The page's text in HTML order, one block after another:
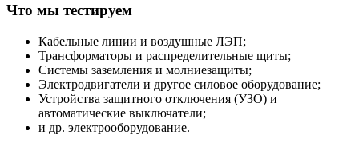
Что мы тестируем
Кабельные линии и воздушные ЛЭП;
Трансформаторы и распределительные щиты;
Системы заземления и молниезащиты;
Электродвигатели и другое силовое оборудование;
Устройства защитного отключения (УЗО) и
автоматические выключатели;
и др. электрооборудование.